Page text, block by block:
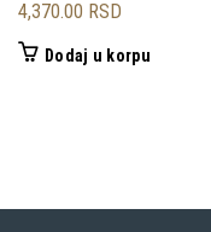
4,370.00 RSD
Dodaj u korpu